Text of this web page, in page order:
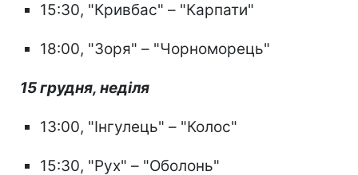
15:30, "Кривбас" – "Карпати"
18:00, "Зоря" – "Чорноморець"
15 грудня, неділя
13:00, "Інгулець" – "Колос"
15:30, "Рух" – "Оболонь"